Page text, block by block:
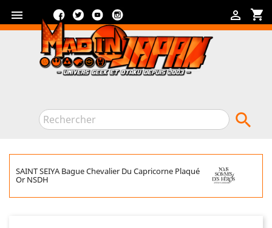
 shopping_cart

FacebookTwitterYouTube

SAINT SEIYA Bague Chevalier Du Capricorne Plaqué
Or NSDH